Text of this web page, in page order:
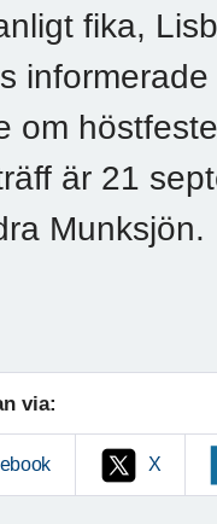
fika,
om
är 21
Munksjön.
via:
X